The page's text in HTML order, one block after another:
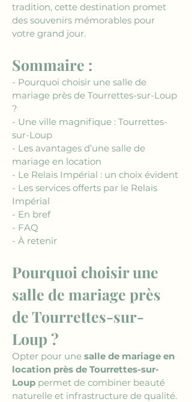
tradition, cette destination promet
des souvenirs mémorables pour
votre grand jour.
Sommaire :
- Pourquoi choisir une salle de
mariage près de Tourrettes-sur-Loup
?
- Une ville magnifique : Tourrettes-
sur-Loup
- Les avantages d’une salle de
mariage en location
- Le Relais Impérial : un choix évident
- Les services offerts par le Relais
Impérial
- En bref
- FAQ
- À retenir
Pourquoi choisir une
salle de mariage près
de Tourrettes-sur-
Loup ?
Opter pour une salle de mariage en
location près de Tourrettes-sur-
Loup permet de combiner beauté
naturelle et infrastructure de qualité.